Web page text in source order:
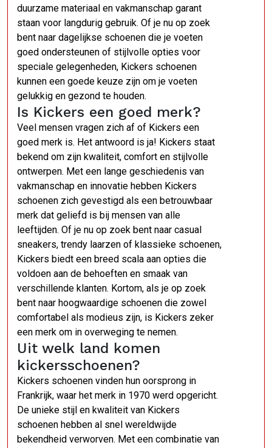
duurzame materiaal en vakmanschap garant
staan voor langdurig gebruik. Of je nu op zoek
bent naar dagelijkse schoenen die je voeten
goed ondersteunen of stijlvolle opties voor
speciale gelegenheden, Kickers schoenen
kunnen een goede keuze zijn om je voeten
gelukkig en gezond te houden.
Is Kickers een goed merk?
Veel mensen vragen zich af of Kickers een
goed merk is. Het antwoord is ja! Kickers staat
bekend om zijn kwaliteit, comfort en stijlvolle
ontwerpen. Met een lange geschiedenis van
vakmanschap en innovatie hebben Kickers
schoenen zich gevestigd als een betrouwbaar
merk dat geliefd is bij mensen van alle
leeftijden. Of je nu op zoek bent naar casual
sneakers, trendy laarzen of klassieke schoenen,
Kickers biedt een breed scala aan opties die
voldoen aan de behoeften en smaak van
verschillende klanten. Kortom, als je op zoek
bent naar hoogwaardige schoenen die zowel
comfortabel als modieus zijn, is Kickers zeker
een merk om in overweging te nemen.
Uit welk land komen
kickersschoenen?
Kickers schoenen vinden hun oorsprong in
Frankrijk, waar het merk in 1970 werd opgericht.
De unieke stijl en kwaliteit van Kickers
schoenen hebben al snel wereldwijde
bekendheid verworven. Met een combinatie van